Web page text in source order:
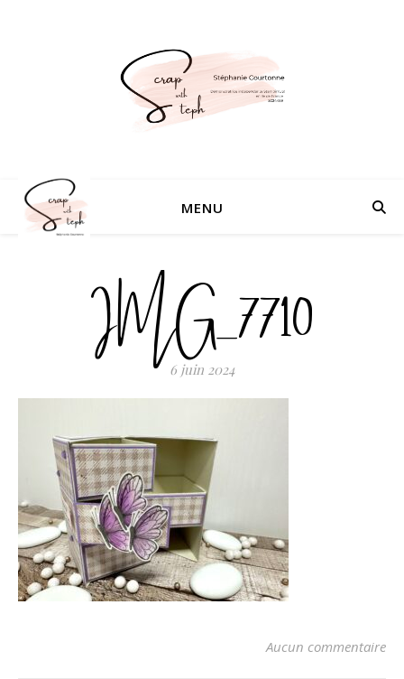
MENU
IMG_7710
6 juin 2024
Aucun commentaire